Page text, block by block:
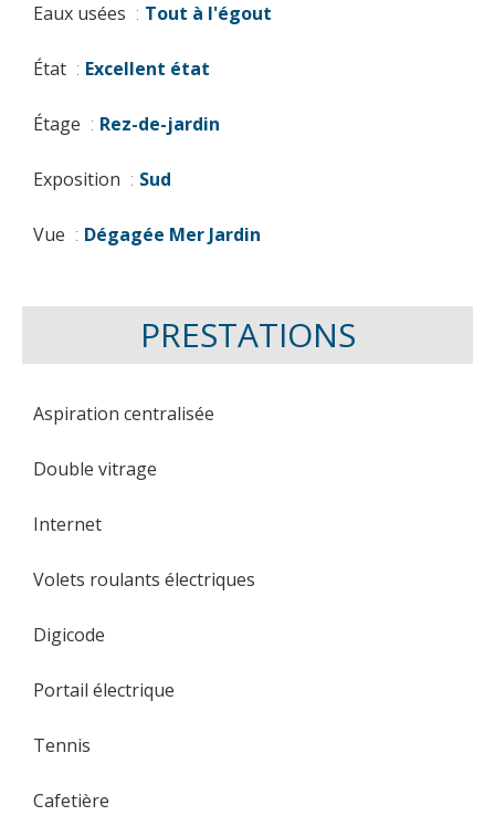
Eaux usées Tout à l'égout
État Excellent état
Étage Rez-de-jardin
Exposition Sud
Vue Dégagée Mer Jardin
PRESTATIONS
Aspiration centralisée
Double vitrage
Internet
Volets roulants électriques
Digicode
Portail électrique
Tennis
Cafetière